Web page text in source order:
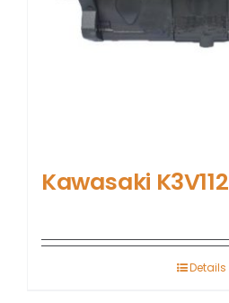
Kawasaki K3V112
Details